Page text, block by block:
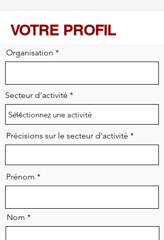
VOTRE PROFIL
Organisation
Secteur d'activité
Précisions sur le secteur d'activité
Prénom
Nom